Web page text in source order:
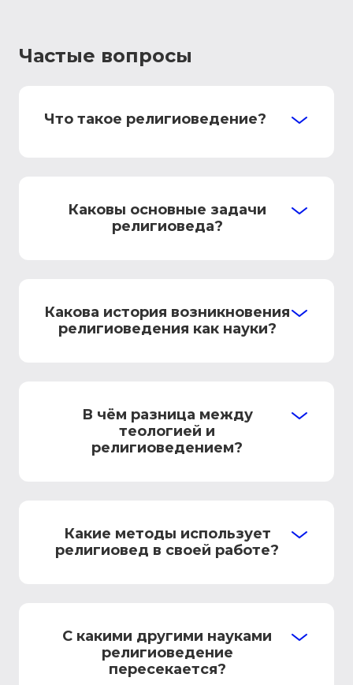
Частые вопросы
Что такое религиоведение?
Каковы основные задачи
религиоведа?
Какова история возникновения
религиоведения как науки?
В чём разница между
теологией и
религиоведением?
Какие методы использует
религиовед в своей работе?
С какими другими науками
религиоведение
пересекается?